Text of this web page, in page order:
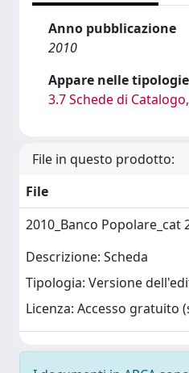
Anno pubblicazione
2010
Appare nelle
3.7 Schede di
File in questo prodotto:
File
2010_Banco Popolare_cat
Descrizione: Scheda
Tipologia: Versione
Licenza: Accesso gratuito